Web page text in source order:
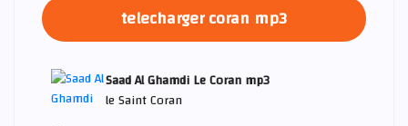
telecharger coran mp3
Saad Al Ghamdi Le Coran mp3
le Saint Coran